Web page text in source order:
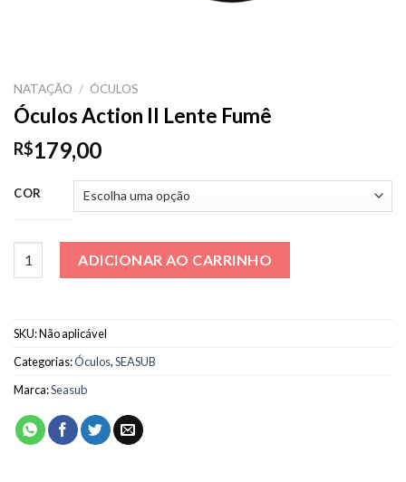
NATAÇÃO / ÓCULOS
Óculos Action II Lente Fumê
R$179,00
COR
ADICIONAR AO CARRINHO
SKU:Não aplicável
Categorias:Óculos,SEASUB
Marca:Seasub